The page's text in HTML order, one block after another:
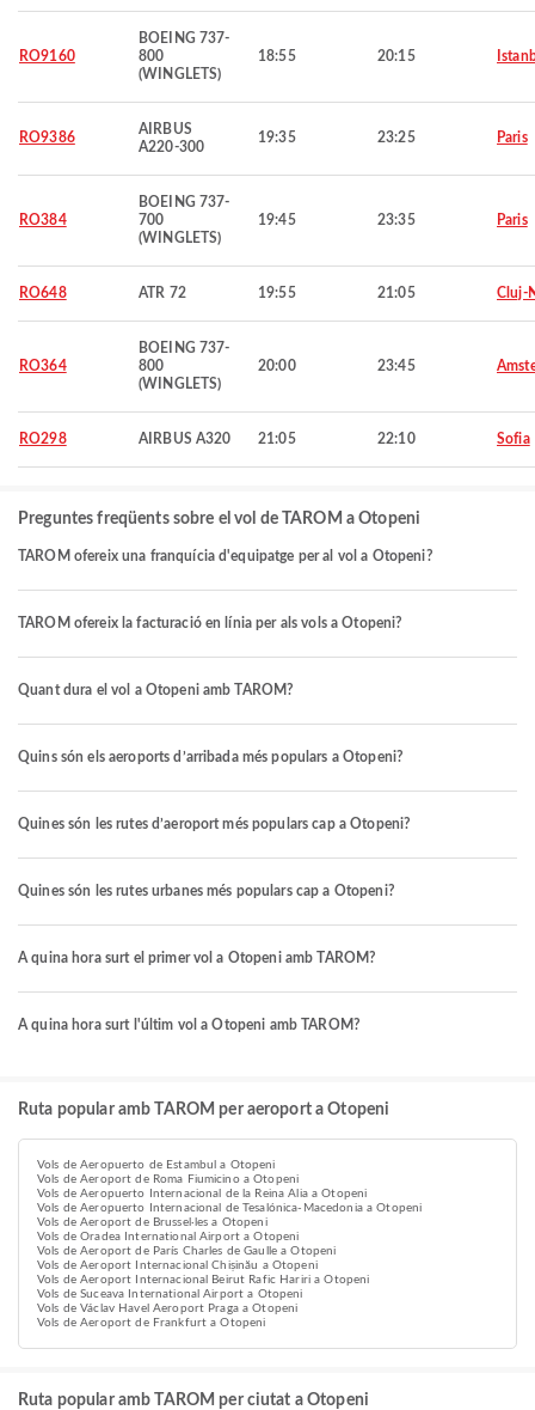
RO9160
BOEING 737-
800
(WINGLETS)
18:55 20:15
RO9386
AIRBUS
A220-300
19:35 23:25 Paris
RO384
BOEING 737-
700
(WINGLETS)
19:45 23:35 Paris
RO648 ATR 72 19:55 21:05 Cluj-
RO364
BOEING 737-
800
(WINGLETS)
20:00 23:45
RO298 AIRBUS A320 21:05 22:10 Sofia
Preguntes freqüents sobre el vol de TAROM a Otopeni
TAROM ofereix una franquícia d'equipatge per al vol a Otopeni?
TAROM ofereix la facturació en línia per als vols a Otopeni?
Quant dura el vol a Otopeni amb TAROM?
Quins són els aeroports d’arribada més populars a Otopeni?
Quines són les rutes d’aeroport més populars cap a Otopeni?
Quines són les rutes urbanes més populars cap a Otopeni?
A quina hora surt el primer vol a Otopeni amb TAROM?
A quina hora surt l'últim vol a Otopeni amb TAROM?
Ruta popular amb TAROM per aeroport a Otopeni
Vols de Aeropuerto de Estambul a Otopeni
Vols de Aeroport de Roma Fiumicino a Otopeni
Vols de Aeropuerto Internacional de la Reina Alia a Otopeni
Vols de Aeropuerto Internacional de Tesalónica-Macedonia a Otopeni
Vols de Aeroport de Brussel·les a Otopeni
Vols de Oradea International Airport a Otopeni
Vols de Aeroport de París Charles de Gaulle a Otopeni
Vols de Aeroport Internacional Chișinău a Otopeni
Vols de Aeroport Internacional Beirut Rafic Hariri a Otopeni
Vols de Suceava International Airport a Otopeni
Vols de Václav Havel Aeroport Praga a Otopeni
Vols de Aeroport de Frankfurt a Otopeni
Ruta popular amb TAROM per ciutat a Otopeni